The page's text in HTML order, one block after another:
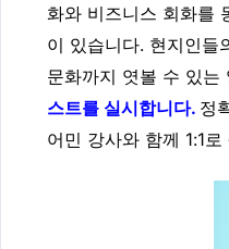
화와 비즈니스 회화를
이 있습니다. 현지인들
문화까지 엿볼 수 있는
스트를 실시합니다. 정
어민 강사와 함께 1:1